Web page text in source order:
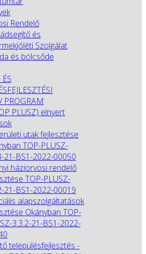
Rendelő
és
Szolgálat
és bölcsőde
PROGRAM
PLUSZ) elnyert
utak fejlesztése
TOP-PLUSZ-
21-BS1-2022-00050
háziorvosi rendelő
TOP-PLUSZ-
21-BS1-2022-00019
alapszolgáltatások
Okányban TOP-
3.3.2-21-BS1-2022-
településfejlesztés -